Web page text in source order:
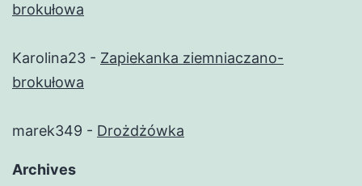
brokułowa
Karolina23 - Zapiekanka ziemniaczano-
brokułowa
marek349 - Drożdżówka
Archives